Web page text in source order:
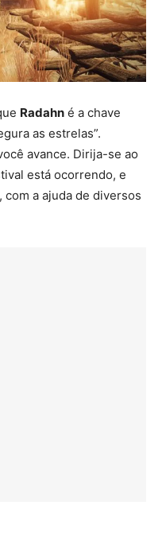
Radahn é a chave
as estrelas”.
avance. Dirija-se ao
está ocorrendo, e
, com a ajuda de diversos